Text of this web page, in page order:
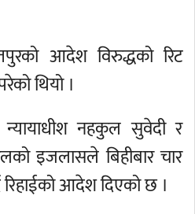
आदेश विरुद्धको रिट
थियो ।
नहकुल सुवेदी र
इजलासले बिहीबार चार
रिहाईको आदेश दिएको छ ।